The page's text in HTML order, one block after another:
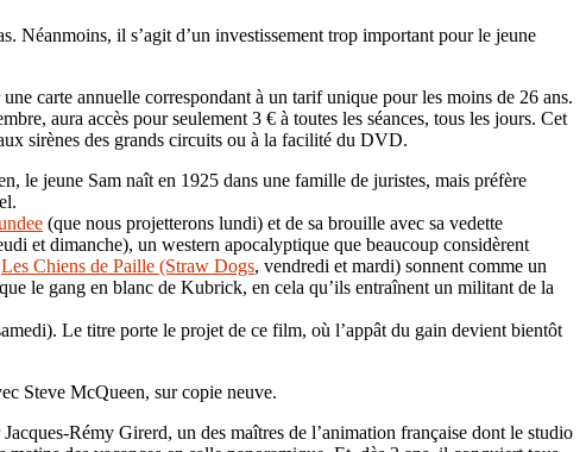
Néanmoins, il s’agit d’un investissement trop important pour le jeune
carte annuelle correspondant à un tarif unique pour les moins de 26 ans.
aura accès pour seulement 3 € à toutes les séances, tous les jours. Cet
sirènes des grands circuits ou à la facilité du DVD.
le jeune Sam naît en 1925 dans une famille de juristes, mais préfère
(que nous projetterons lundi) et de sa brouille avec sa vedette
et dimanche), un western apocalyptique que beaucoup considèrent
Les Chiens de Paille (Straw Dogs, vendredi et mardi) sonnent comme un
le gang en blanc de Kubrick, en cela qu’ils entraînent un militant de la
Le titre porte le projet de ce film, où l’appât du gain devient bientôt
Steve McQueen, sur copie neuve.
Jacques-Rémy Girerd, un des maîtres de l’animation française dont le studio